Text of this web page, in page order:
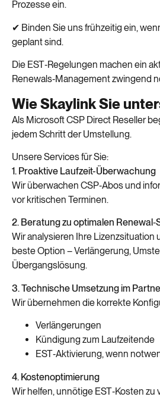
Prozesse ein.
✔ Binden Sie uns frühzeitig ein,
geplant sind.
Die EST‑Regelungen machen ein
Renewals‑Management zwingend
Wie Skaylink Sie
Als Microsoft CSP Direct Reseller
jedem Schritt der Umstellung.
Unsere Services für Sie:
1. Proaktive Laufzeit-Überwachung
Wir überwachen CSP‑Abos und
vor kritischen Terminen.
2. Beratung zu optimalen
Wir analysieren Ihre Lizenzsituation
beste Option – Verlängerung,
Übergangslösung.
3. Technische Umsetzung im
Wir übernehmen die korrekte
Verlängerungen
Kündigung zum Laufzeitende
EST‑Aktivierung, wenn
4. Kostenoptimierung
Wir helfen, unnötige EST‑Kosten